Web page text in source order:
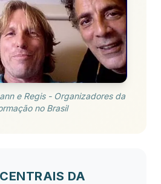
e Regis - Organizadores da
no Brasil
DA